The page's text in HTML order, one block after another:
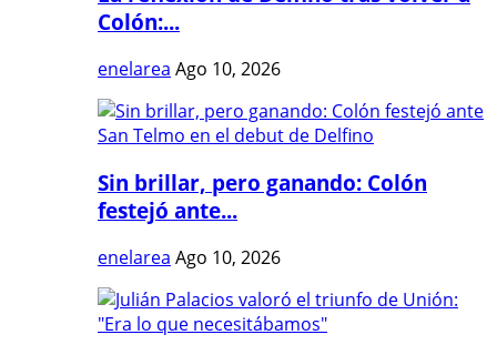
Colón:...
enelarea Ago 10, 2026
Sin brillar, pero ganando: Colón
festejó ante...
enelarea Ago 10, 2026